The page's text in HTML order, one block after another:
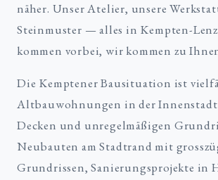
näher. Unser Atelier, unsere
Steinmuster — alles in Kempten-
kommen vorbei, wir kommen zu
Die Kemptener Bausituation ist
Altbauwohnungen in der
Decken und unregelmäßigen
Neubauten am Stadtrand mit
Grundrissen, Sanierungsprojekte in